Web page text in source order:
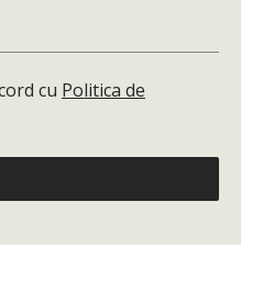
cu Politica de